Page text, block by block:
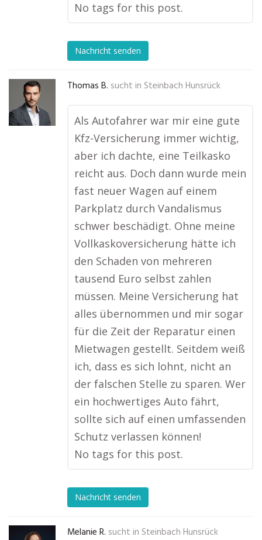
No tags for this post.
Nachricht senden
Thomas B. sucht in Steinbach Hunsrück
Als Autofahrer war mir eine gute
Kfz-Versicherung immer wichtig,
aber ich dachte, eine Teilkasko
reicht aus. Doch dann wurde mein
fast neuer Wagen auf einem
Parkplatz durch Vandalismus
schwer beschädigt. Ohne meine
Vollkaskoversicherung hätte ich
den Schaden von mehreren
tausend Euro selbst zahlen
müssen. Meine Versicherung hat
alles übernommen und mir sogar
für die Zeit der Reparatur einen
Mietwagen gestellt. Seitdem weiß
ich, dass es sich lohnt, nicht an
der falschen Stelle zu sparen. Wer
ein hochwertiges Auto fährt,
sollte sich auf einen umfassenden
Schutz verlassen können!
No tags for this post.
Nachricht senden
Melanie R. sucht in Steinbach Hunsrück